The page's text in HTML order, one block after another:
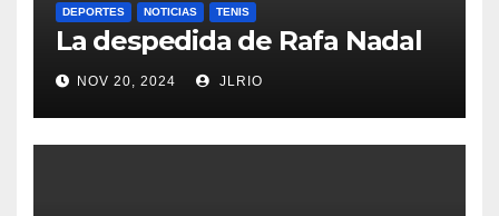
DEPORTES NOTICIAS TENIS
La despedida de Rafa Nadal
NOV 20, 2024 JLRIO